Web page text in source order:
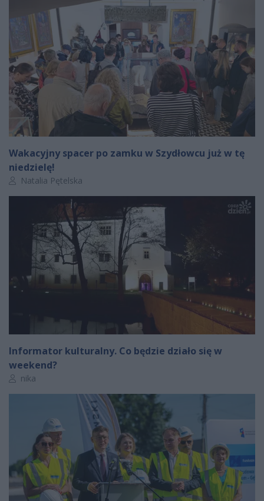
Wakacyjny spacer po zamku w Szydłowcu już w tę
niedzielę!
Autor artykułu:
Natalia Pętelska
Informator kulturalny. Co będzie działo się w
weekend?
Autor artykułu:
nika